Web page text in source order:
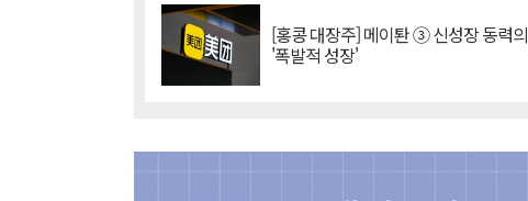
[홍콩 대장주] 메이퇀 ③ 신성장 동력의
'폭발적 성장'